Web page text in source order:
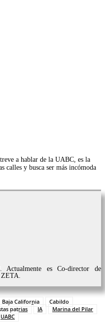
a hablar de la UABC, es la
calles y busca ser más incómoda
Actualmente es Co-director de
Baja California
Cabildo
patrias IA
Marina del Pilar
UABC